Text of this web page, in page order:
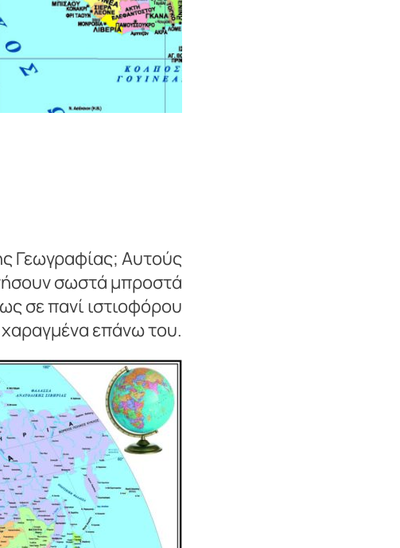
Γεωγραφίας; Αυτούς
σωστά μπροστά
σε πανί ιστιοφόρου
επάνω του.